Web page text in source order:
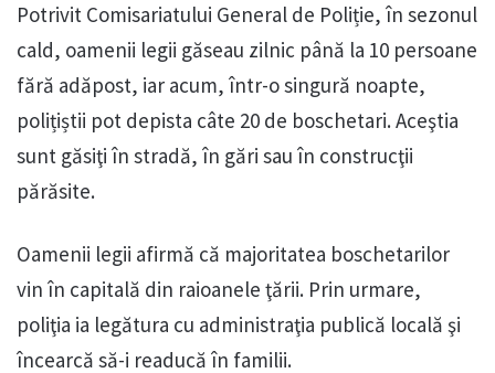
Potrivit Comisariatului General de Poliție, în sezonul
cald, oamenii legii găseau zilnic până la 10 persoane
fără adăpost, iar acum, într-o singură noapte,
polițiștii pot depista câte 20 de boschetari. Aceştia
sunt găsiţi în stradă, în gări sau în construcţii
părăsite.
Oamenii legii afirmă că majoritatea boschetarilor
vin în capitală din raioanele ţării. Prin urmare,
poliţia ia legătura cu administraţia publică locală şi
încearcă să-i readucă în familii.